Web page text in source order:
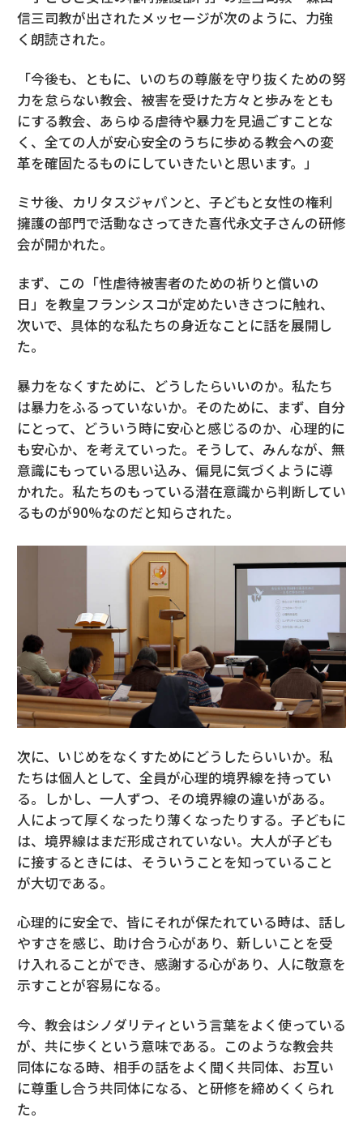
信三司教が出されたメッセージが次のように、力強
く朗読された。
「今後も、ともに、いのちの尊厳を守り抜くための努
力を怠らない教会、被害を受けた方々と歩みをとも
にする教会、あらゆる虐待や暴力を見過ごすことな
く、全ての人が安心安全のうちに歩める教会への変
革を確固たるものにしていきたいと思います。」
ミサ後、カリタスジャパンと、子どもと女性の権利
擁護の部門で活動なさってきた喜代永文子さんの研修
会が開かれた。
まず、この「性虐待被害者のための祈りと償いの
日」を教皇フランシスコが定めたいきさつに触れ、
次いで、具体的な私たちの身近なことに話を展開し
た。
暴力をなくすために、どうしたらいいのか。私たち
は暴力をふるっていないか。そのために、まず、自分
にとって、どういう時に安心と感じるのか、心理的に
も安心か、を考えていった。そうして、みんなが、無
意識にもっている思い込み、偏見に気づくように導
かれた。私たちのもっている潜在意識から判断してい
るものが90%なのだと知らされた。
次に、いじめをなくすためにどうしたらいいか。私
たちは個人として、全員が心理的境界線を持ってい
る。しかし、一人ずつ、その境界線の違いがある。
人によって厚くなったり薄くなったりする。子どもに
は、境界線はまだ形成されていない。大人が子ども
に接するときには、そういうことを知っていること
が大切である。
心理的に安全で、皆にそれが保たれている時は、話し
やすさを感じ、助け合う心があり、新しいことを受
け入れることができ、感謝する心があり、人に敬意を
示すことが容易になる。
今、教会はシノダリティという言葉をよく使っている
が、共に歩くという意味である。このような教会共
同体になる時、相手の話をよく聞く共同体、お互い
に尊重し合う共同体になる、と研修を締めくくられ
た。